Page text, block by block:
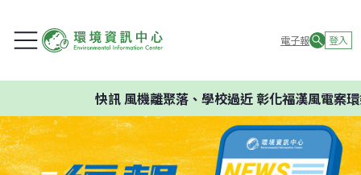
電子報 登入
快訊風機離聚落、學校過近 彰化福漢風電案環